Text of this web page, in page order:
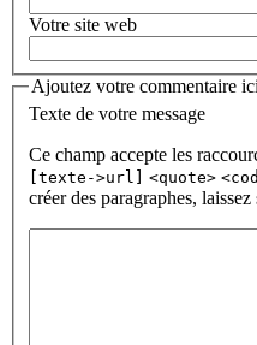
Votre site web
Ajoutez votre commentaire ici
Texte de votre message
Ce champ accepte les
[texte->url]
<quote>
créer des paragraphes,